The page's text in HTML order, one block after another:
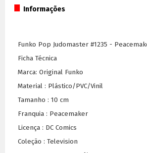
Informações
Funko Pop Judomaster #1235 -
Ficha Técnica
Marca: Original Funko
Material : Plástico/PVC/Vinil
Tamanho : 10 cm
Franquia : Peacemaker
Licença : DC Comics
Coleção : Television